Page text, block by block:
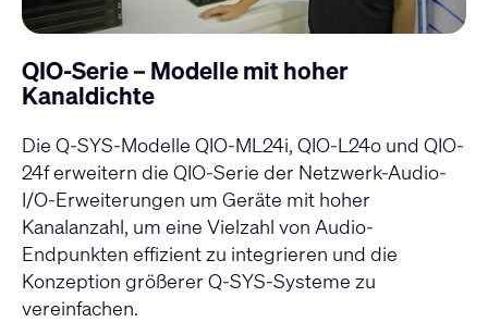
QIO-Serie – Modelle mit hoher
Kanaldichte
Die Q-SYS-Modelle QIO-ML24i, QIO-L24o und QIO-
24ferweitern die QIO-Serie der Netzwerk-Audio-
I/O-Erweiterungen um Geräte mit hoher
Kanalanzahl, um eine Vielzahl von Audio-
Endpunkten effizient zu integrieren und die
Konzeption größerer Q-SYS-Systeme zu
vereinfachen.